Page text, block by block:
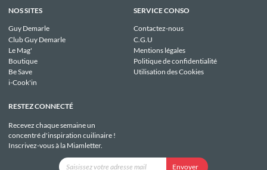
NOS SITES
Guy Demarle
Club Guy Demarle
Le Mag'
Boutique
Be Save
i-Cook'in
SERVICE CONSO
Contactez-nous
C.G.U
Mentions légales
Politique de confidentialité
Utilisation des Cookies
RESTEZ CONNECTÉ
Recevez chaque semaine un
concentré d'inspiration cuilinaire !
Inscrivez-vous à la Miamletter.